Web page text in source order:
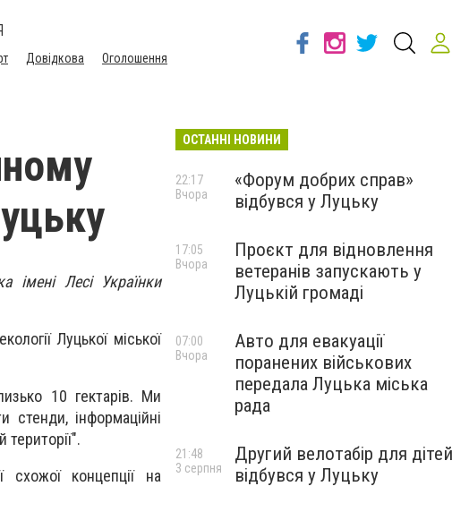
Довідкова Оголошення
імені Лесі Українки
Луцької міської
10 гектарів. Ми
стенди, інформаційні
концепції на
ОСТАННІ НОВИНИ
«Форум добрих справ»
відбувся у Луцьку
22:17
Вчора
Проєкт для відновлення
ветеранів запускають у
Луцькій громаді
17:05
Вчора
Авто для евакуації
поранених військових
передала Луцька міська
рада
07:00
Вчора
Другий велотабір для дітей
відбувся у Луцьку
21:48
3 серпня